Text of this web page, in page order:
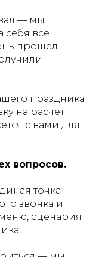
— мы
себя все
прошел
праздника
на расчет
с вами для
вопросов.
точка
звонка и
сценария